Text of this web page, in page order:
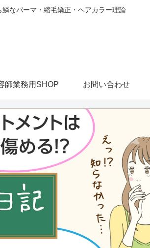
なパーマ・縮毛矯正・ヘアカラー理論
師業務用SHOP お問い合わせ